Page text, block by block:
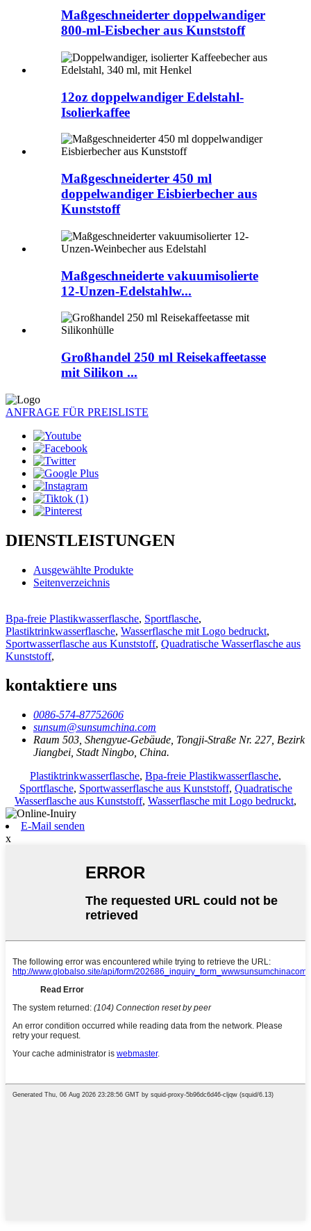
Maßgeschneiderter doppelwandiger
800-ml-Eisbecher aus Kunststoff
12oz doppelwandiger Edelstahl-
Isolierkaffee
Maßgeschneiderter 450 ml
doppelwandiger Eisbierbecher aus
Kunststoff
Maßgeschneiderte vakuumisolierte
12-Unzen-Edelstahlw...
Großhandel 250 ml Reisekaffeetasse
mit Silikon ...
ANFRAGE FÜR PREISLISTE
DIENSTLEISTUNGEN
Ausgewählte Produkte
Seitenverzeichnis
Bpa-freie Plastikwasserflasche, Sportflasche,
Plastiktrinkwasserflasche, Wasserflasche mit Logo bedruckt,
Sportwasserflasche aus Kunststoff, Quadratische Wasserflasche aus
Kunststoff,
kontaktiere uns
0086-574-87752606
sunsum@sunsumchina.com
Raum 503, Shengyue-Gebäude, Tongji-Straße Nr. 227, Bezirk
Jiangbei, Stadt Ningbo, China.
Plastiktrinkwasserflasche, Bpa-freie Plastikwasserflasche,
Sportflasche, Sportwasserflasche aus Kunststoff, Quadratische
Wasserflasche aus Kunststoff, Wasserflasche mit Logo bedruckt,
E-Mail senden
x